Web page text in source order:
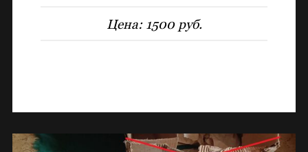
Цена: 1500 руб.